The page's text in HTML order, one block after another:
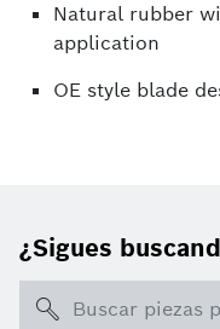
Natural rubber
application
OE style blade
¿Sigues
Search